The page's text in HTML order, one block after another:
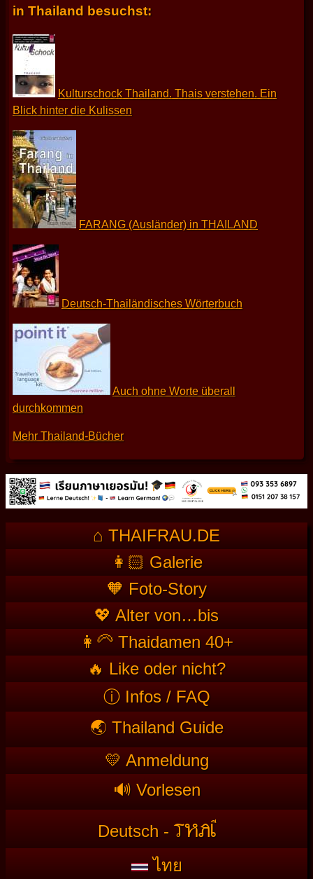
in Thailand besuchst:
Kulturschock Thailand. Thais verstehen. Ein
Blick hinter die Kulissen
FARANG (Ausländer) in THAILAND
Deutsch-Thailändisches Wörterbuch
Auch ohne Worte überall
durchkommen
Mehr Thailand-Bücher
⌂ THAIFRAU.DE
👩🏻 Galerie
🧡 Foto-Story
💖 Alter von…bis
👩‍🦳 Thaidamen 40+
🔥 Like oder nicht?
ⓘ Infos / FAQ
🌏 Thailand Guide
💛 Anmeldung
🔊 Vorlesen
Deutsch - THAI
ไทย